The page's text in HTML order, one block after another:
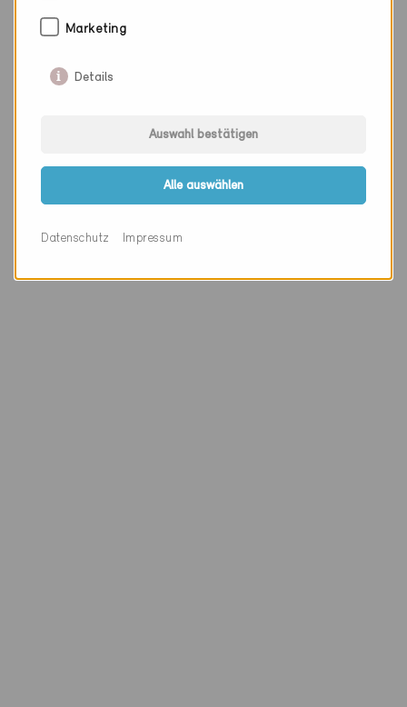
06.11.2010
Links
Marketing
Details
Auswahl bestätigen
Alle auswählen
Datenschutz Impressum